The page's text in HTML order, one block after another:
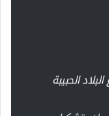
الحبيبة